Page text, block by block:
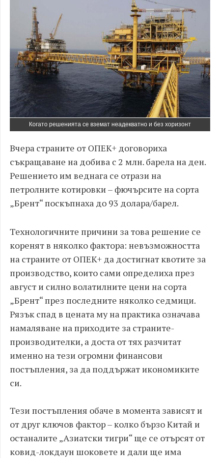
Когато решенията се вземат неадекватно и без хоризонт
Вчера страните от ОПЕК+ договориха
съкращаване на добива с 2 млн. барела на ден.
Решението им веднага се отрази на
петролните котировки – фючърсите на сорта
„Брент“ поскъпнаха до 93 долара/барел.
Технологичните причини за това решение се
коренят в няколко фактора: невъзможността
на страните от ОПЕК+ да достигнат квотите за
производство, които сами определиха през
август и силно волатилните цени на сорта
„Брент“ през последните няколко седмици.
Рязък спад в цената му на практика означава
намаляване на приходите за страните-
производителки, а доста от тях разчитат
именно на тези огромни финансови
постъпления, за да поддържат икономиките
си.
Тези постъпления обаче в момента зависят и
от друг ключов фактор – колко бързо Китай и
останалите „Азиатски тигри“ ще се отърсят от
ковид-локдаун шоковете и дали ще има